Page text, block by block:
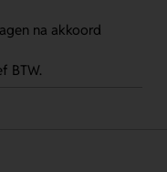
na akkoord
BTW.